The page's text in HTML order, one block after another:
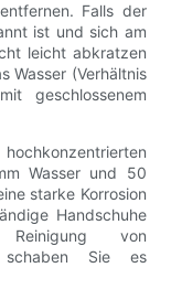
Falls der
ist und sich am
leicht abkratzen
Wasser (Verhältnis
geschlossenem
Wasser und 50
starke Korrosion
Handschuhe
von
schaben Sie es